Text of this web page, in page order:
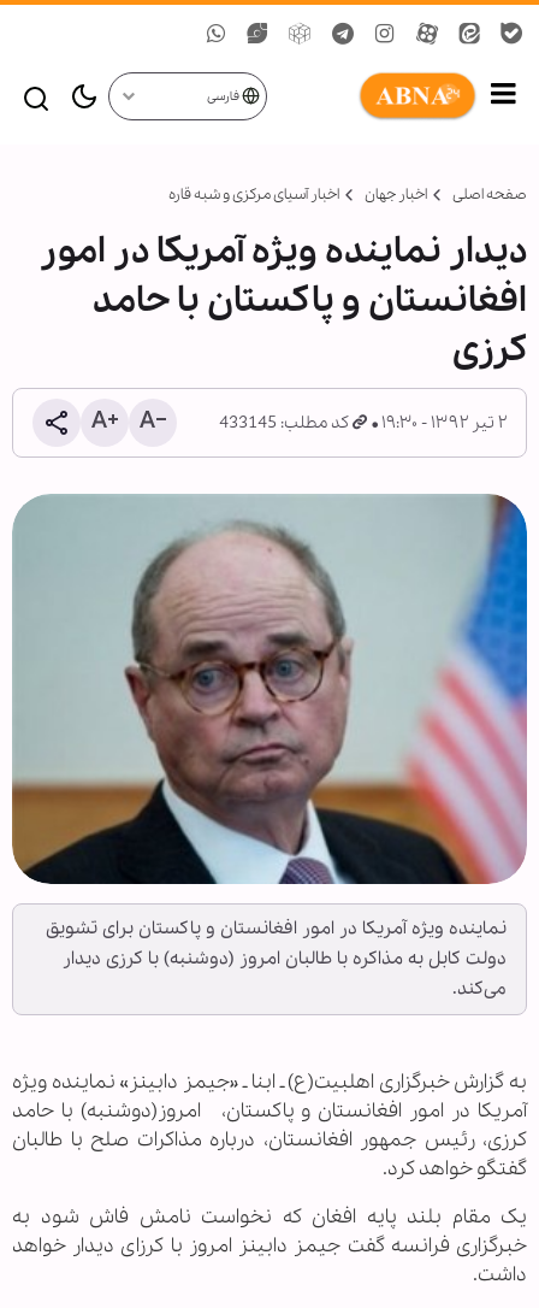
فارسی
صفحه اصلی اخبار جهان اخبار آسیای مرکزی و شبه قاره
دیدار نماینده ویژه آمریکا در امور
افغانستان و پاکستان با حامد
کرزی
۲ تیر ۱۳۹۲ - ۱۹:۳۰ کد مطلب: 433145
نماینده ویژه آمریکا در امور افغانستان و پاکستان برای تشویق
دولت کابل به مذاکره با طالبان امروز (دوشنبه) با کرزی دیدار
می‌کند.
به گزارش خبرگزاری اهل‏بیت(ع) ـ ابنا ـ «جیمز دابینز» نماینده ویژه
آمریکا در امور افغانستان و پاکستان، امروز(دوشنبه) با حامد
کرزی، رئیس جمهور افغانستان، درباره مذاکرات صلح با طالبان
گفتگو خواهد کرد.
یک مقام بلند پایه افغان که نخواست نامش فاش شود به
خبرگزاری فرانسه گفت جیمز دابینز امروز با کرزای دیدار خواهد
داشت.